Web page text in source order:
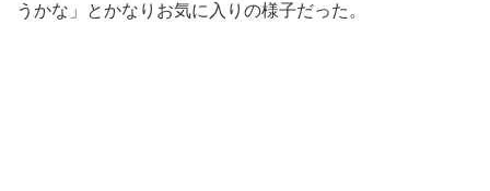
うかな」とかなりお気に入りの様子だった。